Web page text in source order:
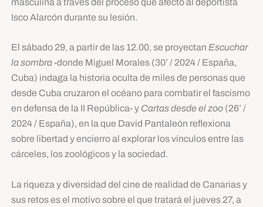
Isco Alarcón durante su lesión.
El sábado 29, a partir de las 12.00, se proyectan Escuchar
la sombra-donde Miguel Morales (30’ / 2024 / España,
Cuba) indaga la historia oculta de miles de personas que
desde Cuba cruzaron el océano para combatir el fascismo
en defensa de la II República- y Cartas desde el zoo(26’ /
2024 / España), en la que David Pantaleón reflexiona
sobre libertad y encierro al explorar los vínculos entre las
cárceles, los zoológicos y la sociedad.
La riqueza y diversidad del cine de realidad de Canarias y
sus retos es el motivo sobre el que tratará el jueves 27, a